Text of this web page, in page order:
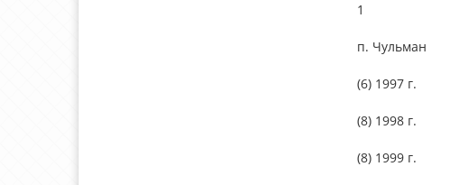
1
п. Чульман
(6) 1997 г.
(8) 1998 г.
(8) 1999 г.